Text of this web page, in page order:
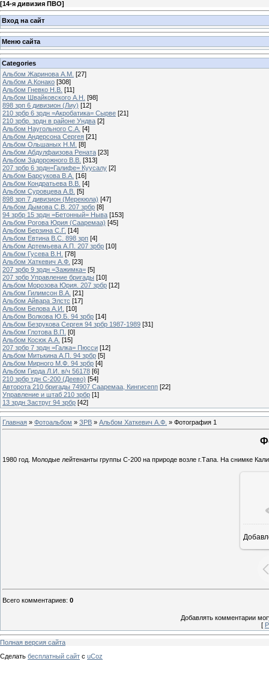
[14-я дивизия ПВО]
Вход на сайт
Меню сайта
Categories
Альбом Жаринова А.М. [27]
Альбом А.Конако [308]
Альбом Гневко Н.В. [11]
Альбом Швайковского А.Н. [98]
898 зрп 6 дивизион (Лиу) [12]
210 зрбр 6 зрдн =Акробатика= Сырве [21]
210 зрбр. зрдн в районе Ундва [2]
Альбом Наугольного С.А. [4]
Альбом Андерсона Сергея [21]
Альбом Ольшаных Н.М. [8]
Альбом Абдулфаизова Рената [23]
Альбом Задорожного В.В. [313]
207 зрбр 6 зрдн=Галифе= Куусалу [2]
Альбом Барсукова В.А. [16]
Альбом Кондратьева В.В. [4]
Альбом Суровцева А.В. [5]
898 зрп 7 дивизион (Мерекюла) [47]
Альбом Дымова С.В. 207 зрбр [8]
94 зрбр 15 зрдн =Бетонный= Ныва [153]
Альбом Рогова Юрия (Сааремаа) [45]
Альбом Берзина С.Г. [14]
Альбом Евтина В.С. 898 зрп [4]
Альбом Артемьева А.П. 207 зрбр [10]
Альбом Гусева В.Н. [78]
Альбом Хаткевич А.Ф. [23]
207 зрбр 9 зрдн =Зажимка= [5]
207 зрбр Управление бригады [10]
Альбом Морозова Юрия. 207 зрбр [12]
Альбом Гилимсон В.А. [21]
Альбом Айвара Элстс [17]
Альбом Белова А.И. [10]
Альбом Волкова Ю.Б. 94 зрбр [14]
Альбом Безрукова Сергея 94 зрбр 1987-1989 [31]
Альбом Глотова В.П. [0]
Альбом Косюк А.А. [15]
207 зрбр 7 зрдн =Галка= Пюсси [12]
Альбом Митькина А.П. 94 зрбр [5]
Альбом Мирного М.Ф. 94 зрбр [4]
Альбом Гирда Л.И. в/ч 56178 [6]
210 зрбр тдн С-200 (Деево) [54]
Авторота 210 бригады 74907 Сааремаа, Кингисепп [22]
Управление и штаб 210 зрбр [1]
13 зрдн Заструг 94 зрбр [42]
Главная » Фотоальбом » ЗРВ » Альбом Хаткевич А.Ф. » Фотография 1
1980 год. Молодые лейтенанты группы С-200 на природе возле г.Тапа. На снимке
Всего комментариев: 0
Добавлять комментарии
[
Полная версия сайта
Сделать бесплатный сайт с uCoz